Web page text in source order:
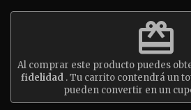
redeem
Al comprar este producto puedes
fidelidad. Tu carrito contendrá un
pueden convertir en un